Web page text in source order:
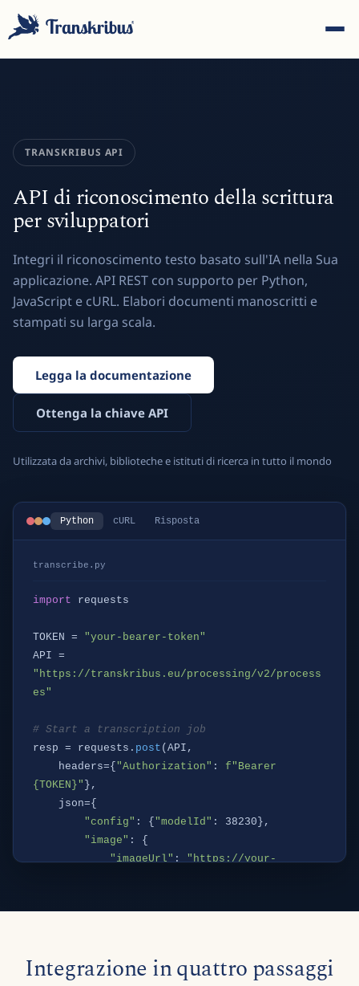
TRANSKRIBUS API
API di riconoscimento della scrittura
per sviluppatori
Integri il riconoscimento testo basato sull'IA nella Sua
applicazione. API REST con supporto per Python,
JavaScript e cURL. Elabori documenti manoscritti e
stampati su larga scala.
Legga la documentazione
Ottenga la chiave API
Utilizzata da archivi, biblioteche e istituti di ricerca in tutto il mondo
Python cURL Risposta
transcribe.py
import requests
TOKEN =
"your-bearer-token"
"https://transkribus.eu/processing/v2/process
es"
# Start a transcription job
resp = requests. post (API,
    headers={
"Authorization" : f"Bearer
{TOKEN}" },
"config" : { "modelId" : 38230},
"image" : {
"imageUrl": "https://your-
    }
print (f"Job started: {job['processId']}")
Integrazione in quattro passaggi